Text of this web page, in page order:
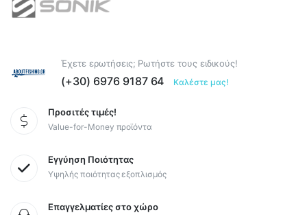
Έχετε ερωτήσεις; Ρωτήστε τους ειδικούς!
(+30) 6976 9187 64 Καλέστε μας!
Προσιτές τιμές!
Value-for-Money προϊόντα
Εγγύηση Ποιότητας
Υψηλής ποιότητας εξοπλισμός
Επαγγελματίες στο χώρο